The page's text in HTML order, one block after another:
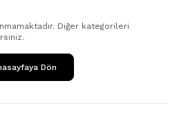
Diğer kategorileri
Dön